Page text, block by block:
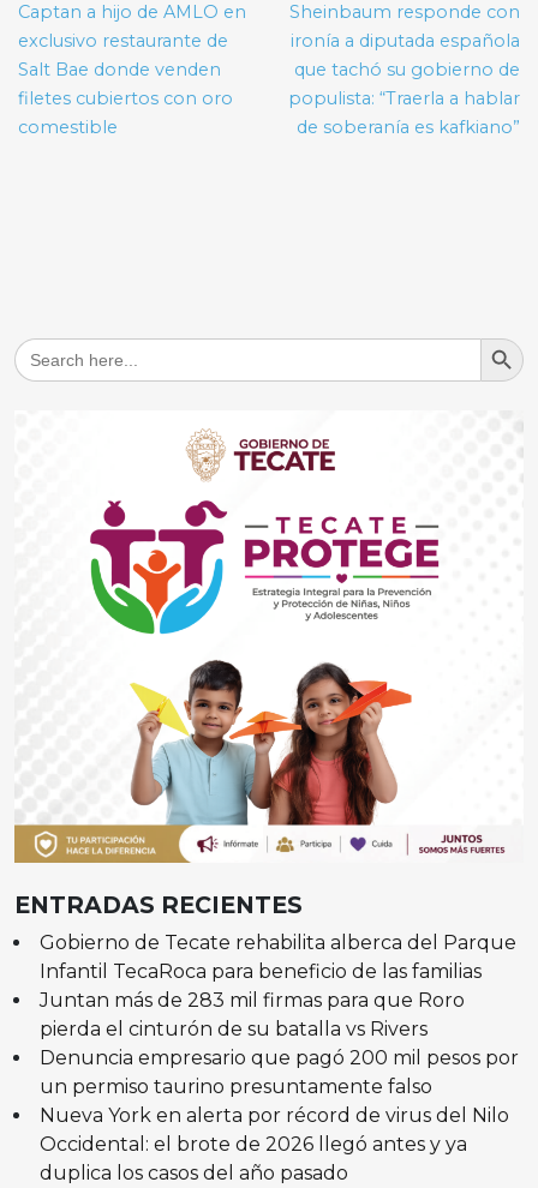
de
entradas
Captan a hijo de AMLO en
exclusivo restaurante de
Salt Bae donde venden
filetes cubiertos con oro
comestible
Sheinbaum responde con
ironía a diputada española
que tachó su gobierno de
populista: “Traerla a hablar
de soberanía es kafkiano”
Search
for:
Search
ENTRADAS RECIENTES
Gobierno de Tecate rehabilita alberca del Parque
Infantil TecaRoca para beneficio de las familias
Juntan más de 283 mil firmas para que Roro
pierda el cinturón de su batalla vs Rivers
Denuncia empresario que pagó 200 mil pesos por
un permiso taurino presuntamente falso
Nueva York en alerta por récord de virus del Nilo
Occidental: el brote de 2026 llegó antes y ya
duplica los casos del año pasado